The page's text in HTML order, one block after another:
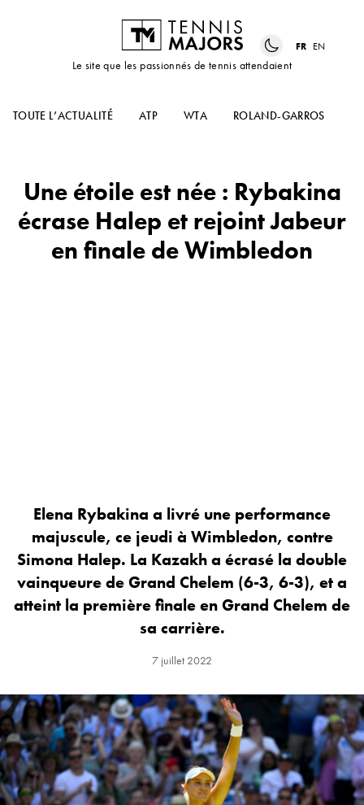
Le site que les passionnés de tennis attendaient
FR EN
TOUTE L’ACTUALITÉ ATP WTA ROLAND-GARROS
Une étoile est née : Rybakina
écrase Halep et rejoint Jabeur
en finale de Wimbledon
Elena Rybakina a livré une performance
majuscule, ce jeudi à Wimbledon, contre
Simona Halep. La Kazakh a écrasé la double
vainqueure de Grand Chelem (6-3, 6-3), et a
atteint la première finale en Grand Chelem de
sa carrière.
7 juillet 2022